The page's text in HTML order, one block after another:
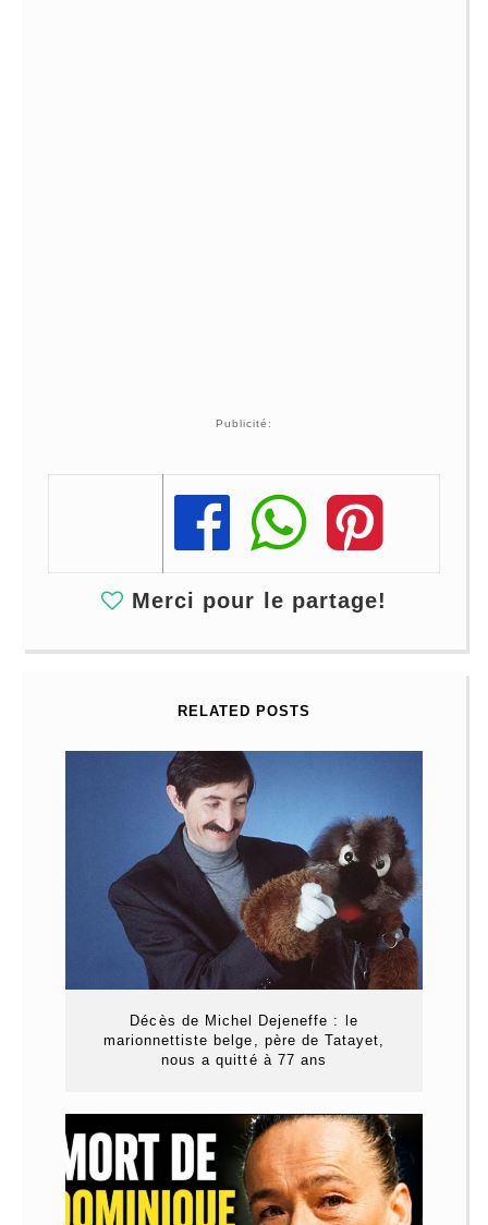
Publicité:
Share
Share
Share
Merci pour le partage!
RELATED POSTS
Décès de Michel Dejeneffe : le
marionnettiste belge, père de Tatayet,
nous a quitté à 77 ans